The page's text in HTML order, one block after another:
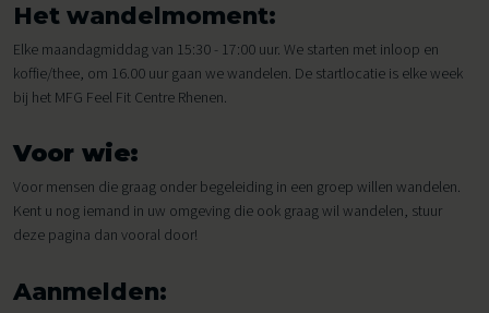
Het wandelmoment:
Elke maandagmiddag van 15:30 - 17:00 uur. We starten met inloop en
koffie/thee, om 16.00 uur gaan we wandelen. De startlocatie is elke week
bij het MFG Feel Fit Centre Rhenen.
Voor wie:
Voor mensen die graag onder begeleiding in een groep willen wandelen.
Kent u nog iemand in uw omgeving die ook graag wil wandelen, stuur
deze pagina dan vooral door!
Aanmelden: